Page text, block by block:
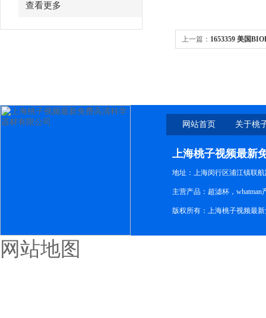
查看更多
上一篇： 1653359 美国
网站首页 关于桃
新免
上海桃子视频最新
地址：上海闵行区浦江镇联航
主营产品：超滤杯，
版权所有：上海桃子视频最
网站地图